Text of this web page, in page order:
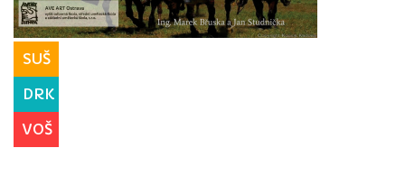
SUŠ
DRK
VOŠ